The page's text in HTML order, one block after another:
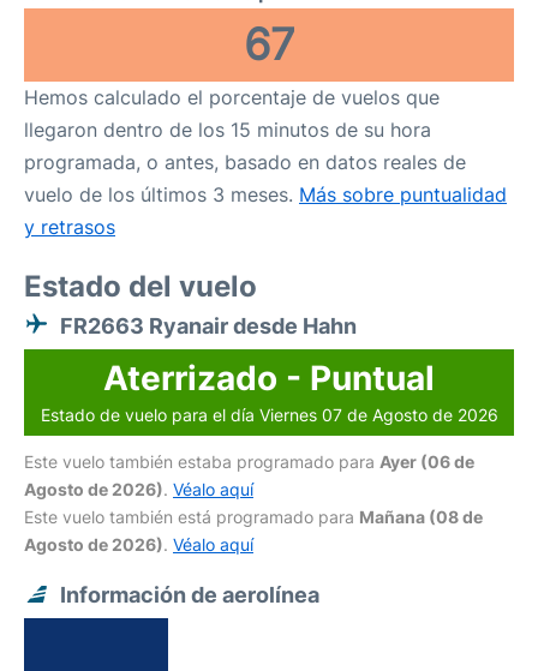
67
Hemos calculado el porcentaje de vuelos que
llegaron dentro de los 15 minutos de su hora
programada, o antes, basado en datos reales de
vuelo de los últimos 3 meses. Más sobre puntualidad
y retrasos
Estado del vuelo
FR2663 Ryanair desde Hahn
Aterrizado - Puntual
Estado de vuelo para el día Viernes 07 de Agosto de 2026
Este vuelo también estaba programado para Ayer (06 de
Agosto de 2026). Véalo aquí
Este vuelo también está programado para Mañana (08 de
Agosto de 2026). Véalo aquí
Información de aerolínea